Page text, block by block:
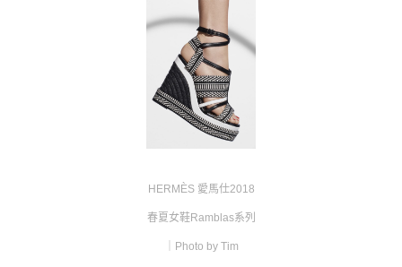
HERMÈS 愛馬仕2018
春夏女鞋Ramblas系列
｜Photo by Tim